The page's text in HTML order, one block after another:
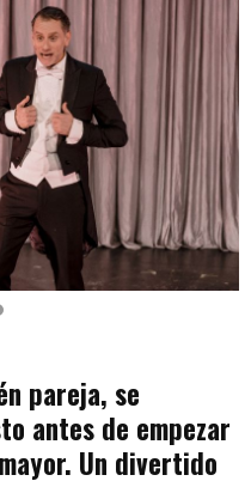
pareja, se
antes de empezar
Un divertido